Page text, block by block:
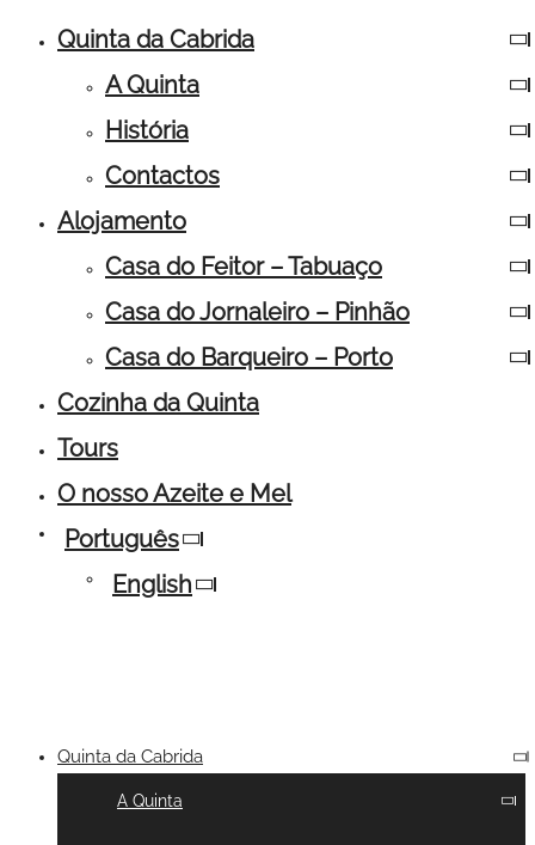
Quinta da Cabrida
A Quinta
História
Contactos
Alojamento
Casa do Feitor – Tabuaço
Casa do Jornaleiro – Pinhão
Casa do Barqueiro – Porto
Cozinha da Quinta
Tours
O nosso Azeite e Mel
Português
English
Quinta da Cabrida
A Quinta